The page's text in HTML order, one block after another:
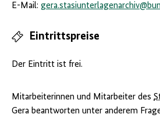
E-Mail: gera.stasiunterlagenarchiv@
Eintrittspreise
Der Eintritt ist frei.
Mitarbeiterinnen und Mitarbeiter des
Gera beantworten unter anderem